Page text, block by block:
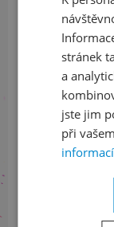
stránek
a
jste jim
při
informací